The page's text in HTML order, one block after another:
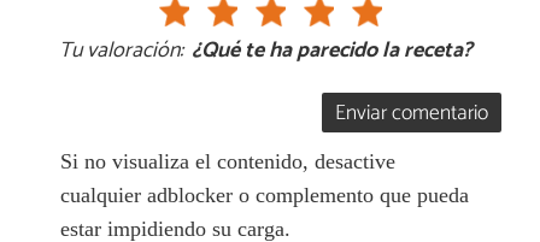
Tu valoración: ¿Qué te ha parecido la receta?
Enviar comentario
Si no visualiza el contenido, desactive
cualquier adblocker o complemento que pueda
estar impidiendo su carga.